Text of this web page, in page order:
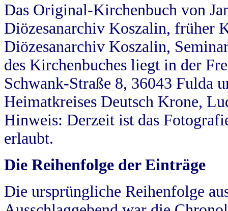
Das Original-Kirchenbuch von
Diözesanarchiv Koszalin, früher
Diözesanarchiv Koszalin,
des Kirchenbuches liegt in der
Schwank-Straße 8, 36043 Fulda
Heimatkreises Deutsch Krone,
Hinweis: Derzeit ist das
erlaubt.
Die Reihenfolge der Einträge
Die ursprüngliche Reihenfolge